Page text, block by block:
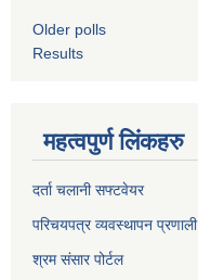
Older polls
Results
महत्वपुर्ण लिंकहरु
दर्ता चलानी सफ्टवेयर
परिचयपत्र व्यवस्थापन प्रणाली
श्रम संसार पोर्टल